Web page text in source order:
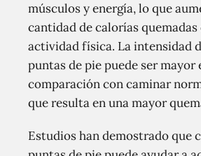
músculos y energía, lo que
cantidad de calorías
actividad física. La intensidad
puntas de pie puede ser mayor
comparación con caminar
que resulta en una mayor
Estudios han demostrado que